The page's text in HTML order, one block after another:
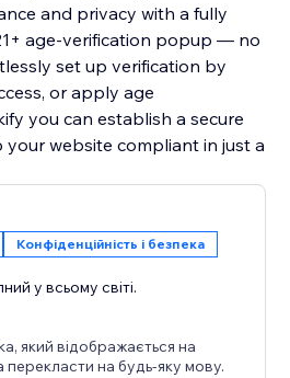
and privacy with a fully
age-verification popup — no
set up verification by
or apply age
you can establish a secure
your website compliant in just a
Конфіденційність і безпека
у всьому світі.
який відображається на
на будь-яку мову.